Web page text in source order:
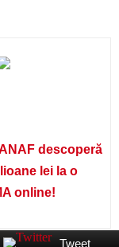
descoperă
lei la o
online!
Tweet